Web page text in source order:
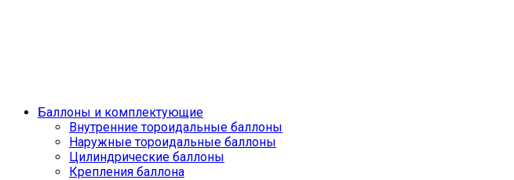
Баллоны и комплектующие
Внутренние тороидальные баллоны
Наружные тороидальные баллоны
Цилиндрические баллоны
Крепления баллона